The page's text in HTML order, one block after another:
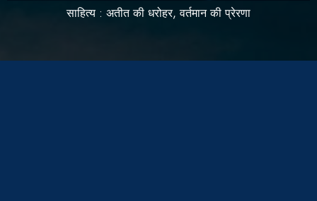
साहित्य : अतीत की धरोहर, वर्तमान की प्रेरणा